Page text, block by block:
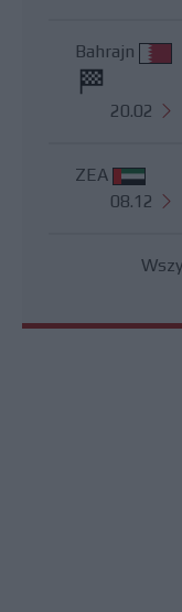
Bahrajn
20.02
ZEA
08.12